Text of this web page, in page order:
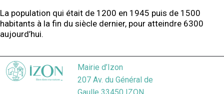
La population qui était de 1200 en 1945 puis de 1500
habitants à la fin du siècle dernier, pour atteindre 6300
aujourd’hui.
Mairie d’Izon
207 Av. du Général de